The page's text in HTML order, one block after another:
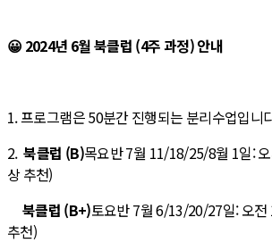
😀 2024년 6월 북클럽 (4주 과정) 안내
1. 프로그램은 50분간 진행되는 분리수업입니
2.북클럽 (B)목요반 7월 11/18/25/8월 1일:
상 추천)
북클럽 (B+)토요반 7월 6/13/20/27일: 오
추천)